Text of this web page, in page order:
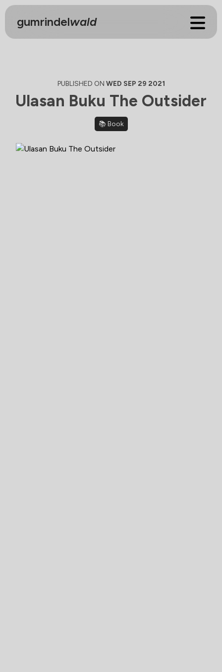
gumrindelwald
PUBLISHED ON WED SEP 29 2021
Ulasan Buku The Outsider
📚 Book